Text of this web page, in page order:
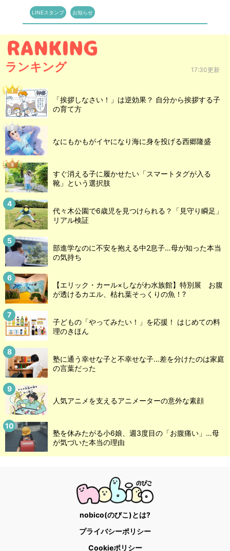
LINEスタンプ お知らせ
ランキング 17:30更新
「挨拶しなさい！」は逆効果？ 自分から挨拶する子
の育て方
なにもかもがイヤになり海に身を投げる西郷隆盛
すぐ消える子に履かせたい「スマートタグが入る
靴」という選択肢
代々木公園で6歳児を見つけられる？「見守り瞬足」
リアル検証
部進学なのに不安を抱える中2息子…母が知った本当
の気持ち
【エリック・カール×しながわ水族館】特別展 お腹
が透けるカエル、枯れ葉そっくりの魚！?
子どもの「やってみたい！」を応援！ はじめての料
理のきほん
塾に通う幸せな子と不幸せな子…差を分けたのは家庭
の言葉だった
人気アニメを支えるアニメーターの意外な素顔
塾を休みたがる小6娘、週3度目の「お腹痛い」…母
が気づいた本当の理由
nobico(のびこ)とは?
プライバシーポリシー
Cookieポリシー